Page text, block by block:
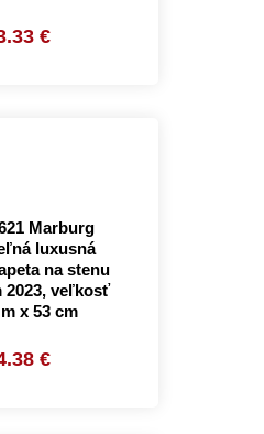
€
Marburg
luxusná
na stenu
2023, veľkosť
x 53 cm
€